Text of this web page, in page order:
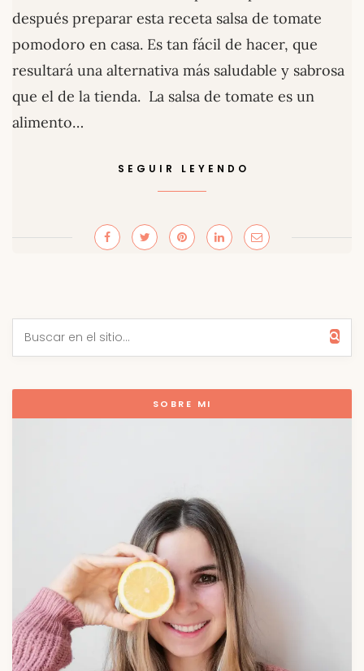
después preparar esta receta salsa de tomate
pomodoro en casa. Es tan fácil de hacer, que
resultará una alternativa más saludable y sabrosa
que el de la tienda. La salsa de tomate es un
alimento…
SEGUIR LEYENDO
SOBRE MI